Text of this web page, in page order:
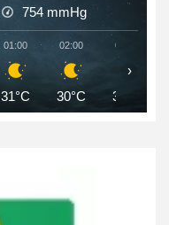
754 mmHg
01:00
31°C
02:00
30°C
03:00
30°C
›